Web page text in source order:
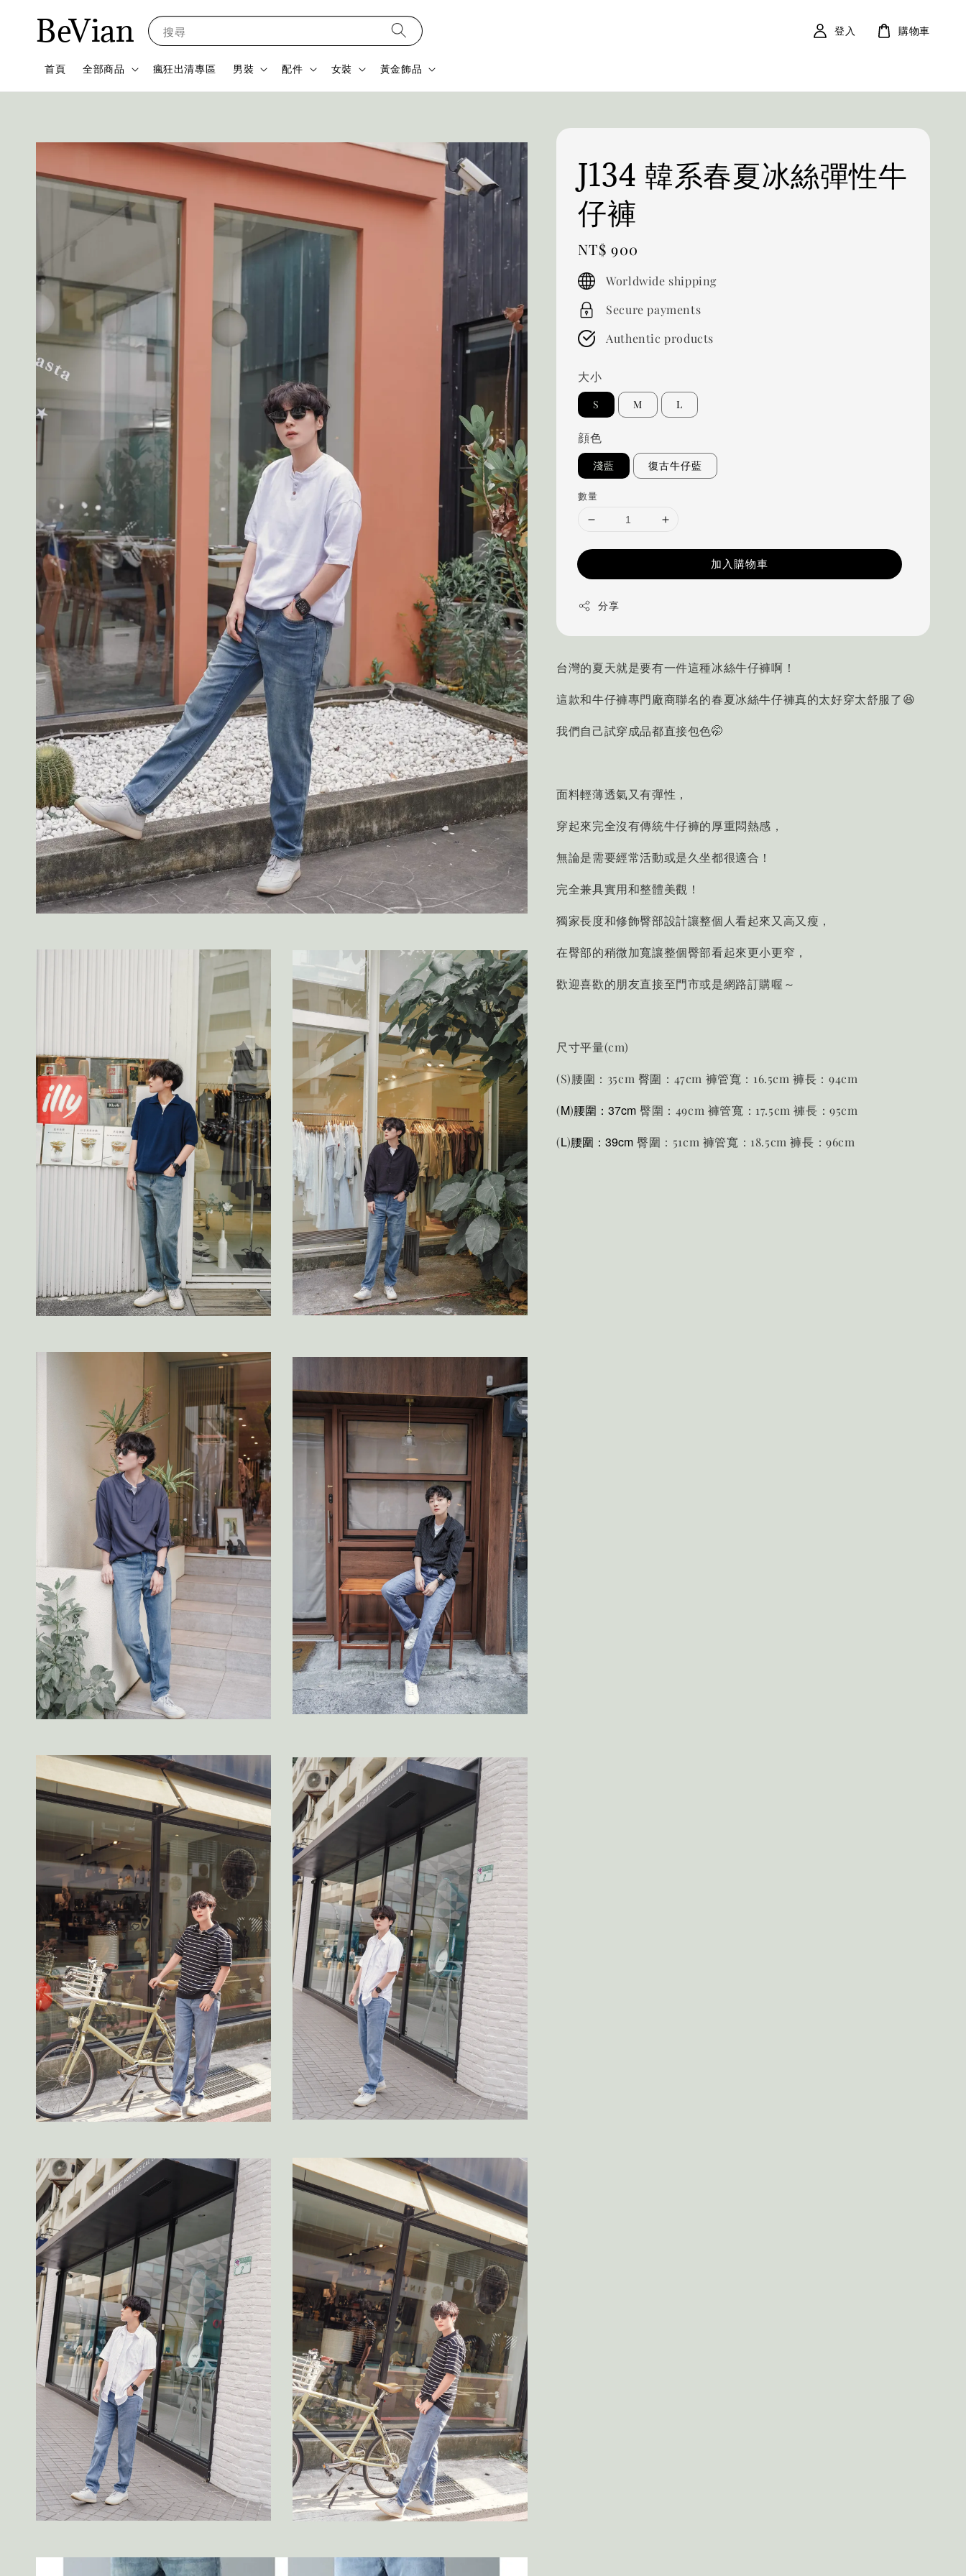
BeVian 搜尋
首頁 全部商品 瘋狂出清專區 男裝 配件 女裝 黃金飾品
登入 購物車
J134 韓系春夏冰絲彈性牛
仔褲
Regular
price
NT$ 900
Worldwide shipping
Secure payments
Authentic products
大小
S M L
顔色
淺藍 復古牛仔藍
數量
加入購物車
分享
台灣的夏天就是要有一件這種冰絲牛仔褲啊！
這款和牛仔褲專門廠商聯名的春夏冰絲牛仔褲真的太好穿太舒服了😆
我們自己試穿成品都直接包色🤭
面料輕薄透氣又有彈性，
穿起來完全沒有傳統牛仔褲的厚重悶熱感，
無論是需要經常活動或是久坐都很適合！
完全兼具實用和整體美觀！
獨家長度和修飾臀部設計讓整個人看起來又高又瘦，
在臀部的稍微加寬讓整個臀部看起來更小更窄，
歡迎喜歡的朋友直接至門市或是網路訂購喔～
尺寸平量(cm)
(S)腰圍：35cm 臀圍：47cm 褲管寬：16.5cm 褲長：94cm
(M)腰圍：37cm 臀圍：49cm 褲管寬：17.5cm 褲長：95cm
(L)腰圍：39cm 臀圍：51cm 褲管寬：18.5cm 褲長：96cm